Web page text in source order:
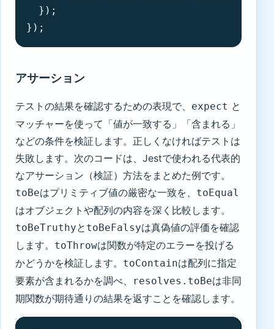
  });
});
アサーション
テストの結果を確認するための表現で、 expect と
マッチャーを使って「値が一致する」「含まれる」
などの条件を検証します。正しくなければテストは
失敗します。次のコードは、Jestで使われる代表的
なアサーション（検証）方法をまとめた例です。
toBeはプリミティブ値の厳密な一致を、 toEqual
はオブジェクトや配列の内容を深く比較します。
toBeTruthyと toBeFalsyは真偽値の評価を確認
します。 toThrowは関数が特定のエラーを投げる
かどうかを検証します。 toContainは配列に指定
要素が含まれるかを調べ、
resolves.toBeは非同
期関数が期待通りの結果を返すことを確認します。